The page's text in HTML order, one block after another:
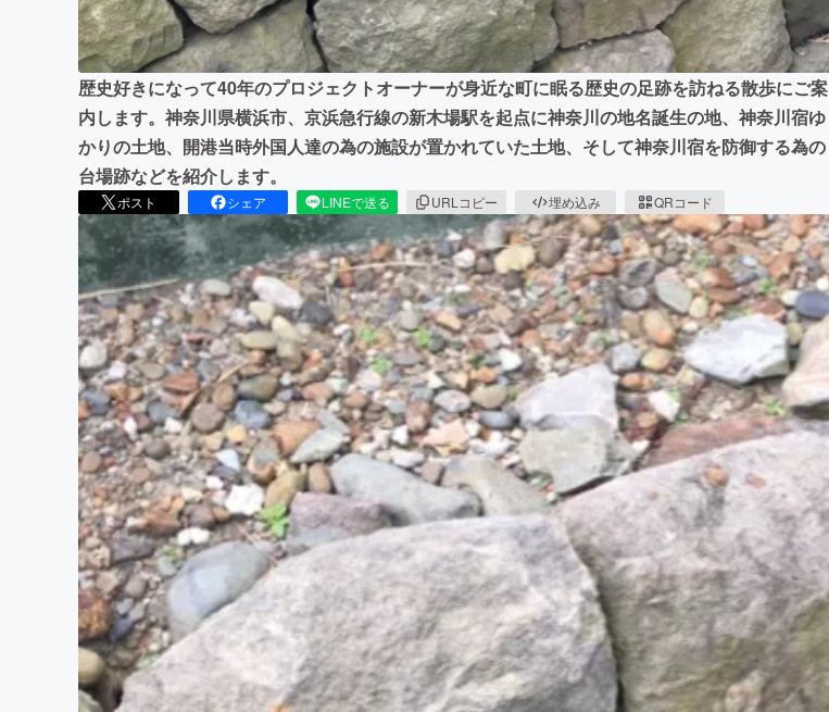
歴史好きになって40年のプロジェクトオーナーが身近な町に眠る歴史の足跡を訪ねる散歩にご案
内します。神奈川県横浜市、京浜急行線の新木場駅を起点に神奈川の地名誕生の地、神奈川宿ゆ
かりの土地、開港当時外国人達の為の施設が置かれていた土地、そして神奈川宿を防御する為の
台場跡などを紹介します。
ポスト シェア LINEで送る URLコピー 埋め込み QRコード